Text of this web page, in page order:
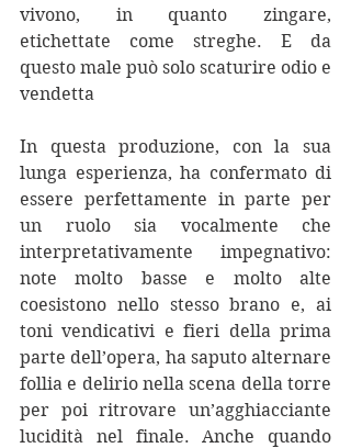
vivono, in quanto zingare,
etichettate come streghe. E da
questo male può solo scaturire odio e
vendetta
In questa produzione, con la sua
lunga esperienza, ha confermato di
essere perfettamente in parte per
un ruolo sia vocalmente che
interpretativamente impegnativo:
note molto basse e molto alte
coesistono nello stesso brano e, ai
toni vendicativi e fieri della prima
parte dell’opera, ha saputo alternare
follia e delirio nella scena della torre
per poi ritrovare un’agghiacciante
lucidità nel finale. Anche quando